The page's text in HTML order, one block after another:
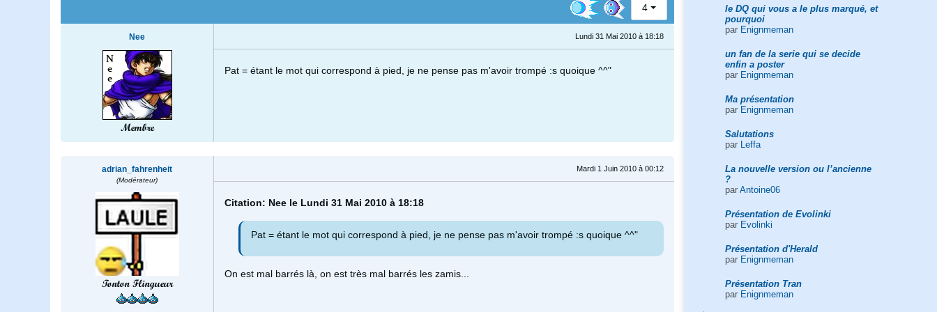
le DQ qui vous a le plus marqué, et
pourquoi
par Enignmeman
un fan de la serie qui se decide
enfin a poster
par Enignmeman
Ma présentation
par Enignmeman
Salutations
par
Leffa
La nouvelle version ou l’ancienne
?
par Antoine06
Présentation de Evolinki
par Evolinki
Présentation d'Herald
par Enignmeman
Présentation Tran
par Enignmeman
4
Nee
Membre
Lundi 31 Mai 2010 à 18:18
Pat = étant le mot qui correspond à pied, je ne pense pas m'avoir trompé :s quoique ^^"
adrian_fahrenheit
(Modérateur)
Tonton Flingueur
Mardi 1 Juin 2010 à 00:12
Citation: Nee le Lundi 31 Mai 2010 à 18:18
Pat = étant le mot qui correspond à pied, je ne pense pas m'avoir trompé :s quoique ^^"
On est mal barrés là, on est très mal barrés les zamis...